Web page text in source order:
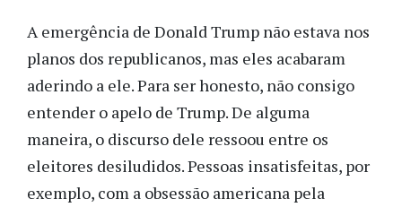
A emergência de Donald Trump não estava nos
planos dos republicanos, mas eles acabaram
aderindo a ele. Para ser honesto, não consigo
entender o apelo de Trump. De alguma
maneira, o discurso dele ressoou entre os
eleitores desiludidos. Pessoas insatisfeitas, por
exemplo, com a obsessão americana pela